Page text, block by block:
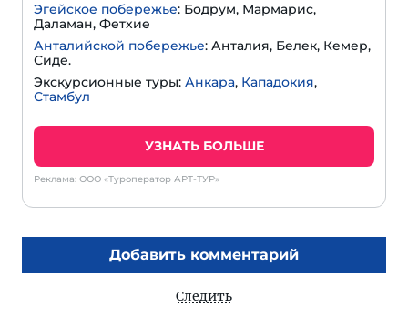
Эгейское побережье: Бодрум, Мармарис,
Даламан, Фетхие
Анталийской побережье: Анталия, Белек, Кемер,
Сиде.
Экскурсионные туры: Анкара, Кападокия,
Стамбул
УЗНАТЬ БОЛЬШЕ
Реклама: ООО «Туроператор АРТ-ТУР»
Добавить комментарий
Следить